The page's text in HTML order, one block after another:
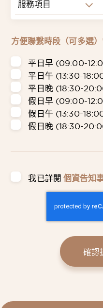
服務項目
方便聯繫時段（可多選
平日早 (09:00-
平日午 (13:30-
平日晚 (18:30-
假日早 (09:00-
假日午 (13:30-
假日晚 (18:30-
我已詳閱 個資告知
確認